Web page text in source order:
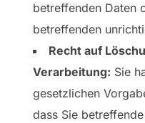
betreffenden Daten
betreffenden
Recht auf
Verarbeitung: Sie
gesetzlichen
dass Sie